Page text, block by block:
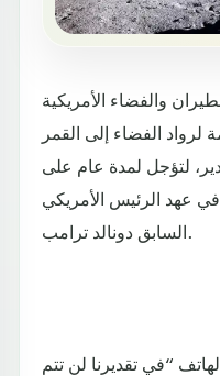
والفضاء الأمريكية
لرواد الفضاء إلى القمر
تقدير، لتؤجل لمدة عام على
عهد الرئيس الأمريكي
السابق دونالد ترامب.
“في تقديرنا لن تتم